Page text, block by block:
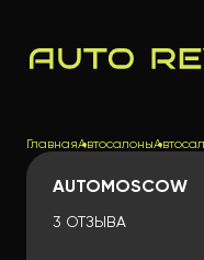
ГлавнаяАвтосалоны
AUTOMOSCOW
3 ОТЗЫВА